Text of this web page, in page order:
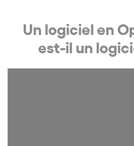
Un logiciel en
est-il un